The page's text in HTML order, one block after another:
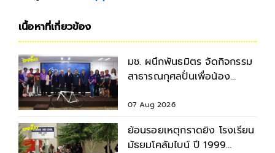
เนื้อหาที่เกี่ยวข้อง
มช. ผนึกพันธมิตร จัดกิจกรรม
สาธารณกุศลปั่นเพื่อน้อง
07 Aug 2026
ย้อนรอยเหตุกราดยิง โรงเรียน
มัธยมโคลัมไบน์ ปี 1999